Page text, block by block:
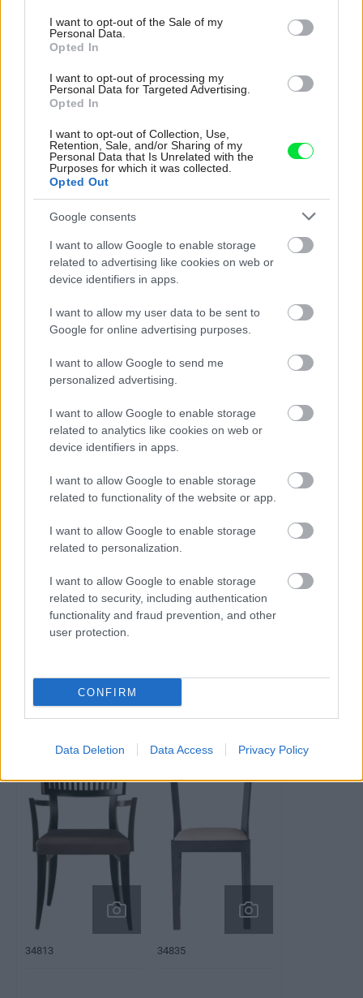
consent section.
I want to opt-out of the Sale of my
Personal Data.
Opted In
I want to opt-out of processing my
Personal Data for Targeted Advertising.
Opted In
I want to opt-out of Collection, Use,
Retention, Sale, and/or Sharing of my
Personal Data that Is Unrelated with the
Purposes for which it was collected.
Opted Out
Google consents
I want to allow Google to enable storage
related to advertising like cookies on web or
device identifiers in apps.
I want to allow my user data to be sent to
Google for online advertising purposes.
I want to allow Google to send me
personalized advertising.
I want to allow Google to enable storage
related to analytics like cookies on web or
device identifiers in apps.
I want to allow Google to enable storage
related to functionality of the website or app.
I want to allow Google to enable storage
related to personalization.
I want to allow Google to enable storage
related to security, including authentication
functionality and fraud prevention, and other
user protection.
CONFIRM
Data Deletion Data Access Privacy Policy
sedacej časti je 51 cm.
Drevona.
sa vyrába z
dubového masívu, ktorý
sa morí na určitý odtieň
odtieňoch). Individuálny
výberom čalúnenia. V
rozmanitých farbách a
štruktúrach, koža a
alcantara. Na obrázku
celočalúnené sedadlo a
rebrovaný chrbát. Cena
od firmy Potocco.
buk, matný chróm, koža.
Cena
34813 34835